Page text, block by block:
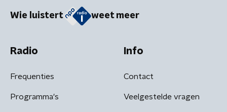
Wie luistert weet meer
Radio
Frequenties
Programma's
Info
Contact
Veelgestelde vragen